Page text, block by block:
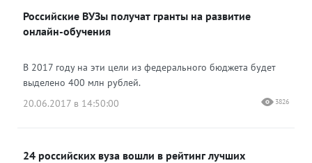
Российские ВУЗы получат гранты на развитие
онлайн-обучения
В 2017 году на эти цели из федерального бюджета будет
выделено 400 млн рублей.
20.06.2017 в 14:50:00
3826
24 российских вуза вошли в рейтинг лучших